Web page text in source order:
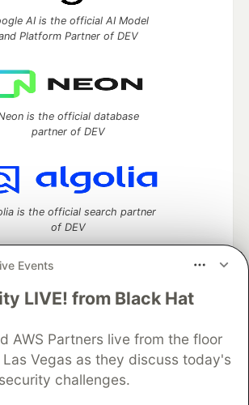
Events
LIVE! from Black Hat
AWS Partners live from the floor
Vegas as they discuss today's
challenges.
AI is the official AI Model
Platform Partner of DEV
is the official database
partner of DEV
is the official search partner
of DEV
A space to discuss and keep up software
Challenges DEV++
Videos
Tracks
DEV Help
Advertise on DEV
DEV Showcase
Contact
Database
DEV Shop